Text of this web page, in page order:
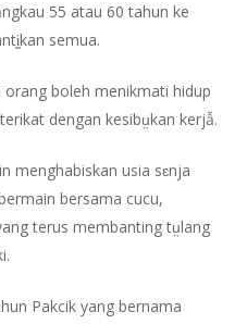
55 atau 60 tahun ke
semua.
orang boleh menikmati hidup
dengan kesibṳkan kerjẫ.
menghabiskan usia sɛnja
bersama cucu,
terus membanting tṳlang
Pakcik yang bernama